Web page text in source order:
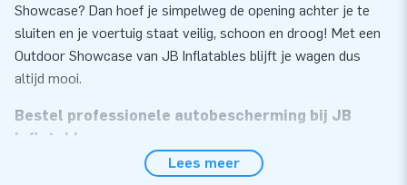
Showcase? Dan hoef je simpelweg de opening achter je te
sluiten en je voertuig staat veilig, schoon en droog! Met een
Outdoor Showcase van JB Inflatables blijft je wagen dus
altijd mooi.
Bestel professionele autobescherming bij JB
Inflatables
Bij JB Inflatables bestel je makkelijk en snel je opblaasbare
Lees meer